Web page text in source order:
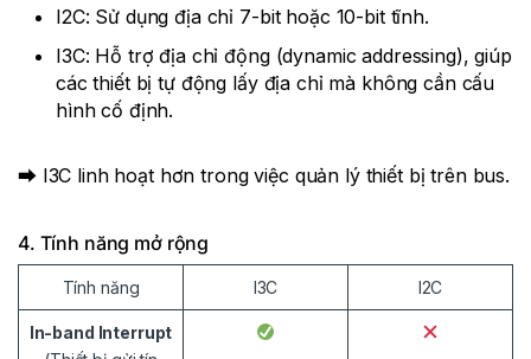
I2C: Sử dụng địa chỉ 7-bit hoặc 10-bit tĩnh.
I3C: Hỗ trợ địa chỉ động (dynamic addressing), giúp
các thiết bị tự động lấy địa chỉ mà không cần cấu
hình cố định.
⮕ I3C linh hoạt hơn trong việc quản lý thiết bị trên bus.
4. Tính năng mở rộng
Tính năng I3C I2C
In-band Interrupt